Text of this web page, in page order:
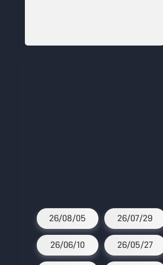
26/08/05 26/07/29
26/06/10 26/05/27